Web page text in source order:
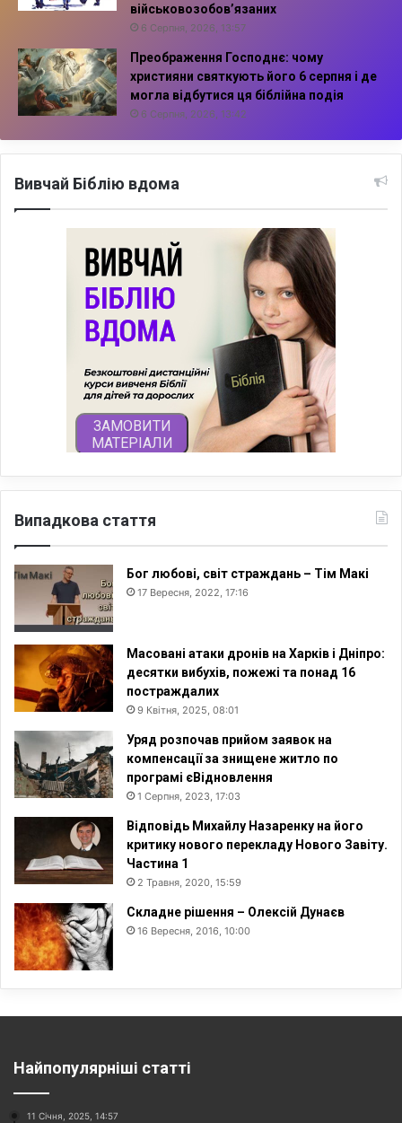
військовозобов’язаних
6 Серпня, 2026, 13:57
Преображення Господнє: чому
християни святкують його 6 серпня і де
могла відбутися ця біблійна подія
6 Серпня, 2026, 13:42
Вивчай Біблію вдома
Випадкова стаття
Бог любові, світ страждань – Тім Макі
17 Вересня, 2022, 17:16
Масовані атаки дронів на Харків і Дніпро:
десятки вибухів, пожежі та понад 16
постраждалих
9 Квітня, 2025, 08:01
Уряд розпочав прийом заявок на
компенсації за знищене житло по
програмі єВідновлення
1 Серпня, 2023, 17:03
Відповідь Михайлу Назаренку на його
критику нового перекладу Нового Завіту.
Частина 1
2 Травня, 2020, 15:59
Складне рішення – Олексій Дунаєв
16 Вересня, 2016, 10:00
Найпопулярніші статті
11 Січня, 2025, 14:57